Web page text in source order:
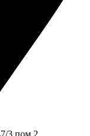
3 пом.2